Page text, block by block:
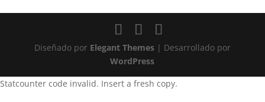
Diseñado por Elegant Themes| Desarrollado por
WordPress
Statcounter code invalid. Insert a fresh copy.